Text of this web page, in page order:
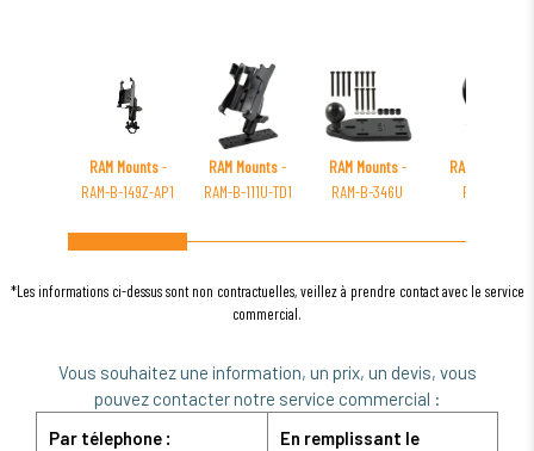
RAM Mounts-
RAM-B-149Z-AP1
RAM Mounts-
RAM-B-111U-TD1
RAM Mounts-
RAM-B-346U
RAM Mounts
RAM-236
*Les informations ci-dessus sont non contractuelles, veillez à prendre contact avec le service
commercial.
Vous souhaitez une information, un prix, un devis, vous
pouvez contacter notre service commercial :
Par télephone :
En remplissant le